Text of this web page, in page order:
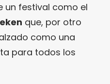
un festival como el
que, por otro
como una
para todos los